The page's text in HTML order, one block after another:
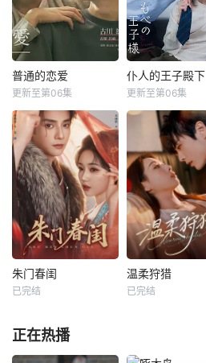
普通的恋爱
更新至第06集
仆人的王子殿下
更新至第06集
朱门春闺
已完结
温柔狩猎
已完结
正在热播